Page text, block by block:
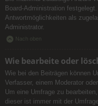
Board-Administration
Antwortmöglichkeiten als
Administrator.
Nach oben
Wie bearbeite oder
Wie bei den Beiträgen können
Verfasser, einem Moderator
Um eine Umfrage zu
dieser ist immer mit der